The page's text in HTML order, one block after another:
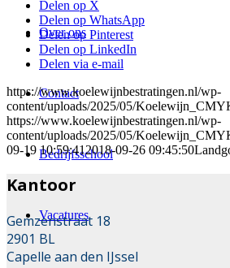
Over ons
Contact
Bedrijfsschool
Vacatures
Delen op X
Delen op WhatsApp
Delen op Pinterest
Delen op LinkedIn
Delen via e-mail
https://www.koelewijnbestratingen.nl/wp-
content/uploads/2025/05/
https://www.koelewijnbestratingen.nl/wp-
content/uploads/2025/05/
09-19 10:59:412018-09-26 09:45:50
Kantoor
Gemzenstraat 18
2901 BL
Capelle aan den IJssel